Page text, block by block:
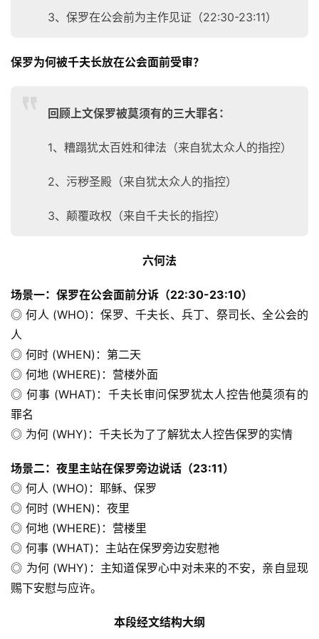
3、保罗在公会前为主作见证（22:30-23:11）
保罗为何被千夫长放在公会面前受审？
回顾上文保罗被莫须有的三大罪名：
1、糟蹋犹太百姓和律法（来自犹太众人的指控）
2、污秽圣殿（来自犹太众人的指控）
3、颠覆政权（来自千夫长的指控）
六何法
场景一：保罗在公会面前分诉（22:30-23:10）
◎ 何人 (WHO)：保罗、千夫长、兵丁、祭司长、全公会的
人
◎ 何时 (WHEN)：第二天
◎ 何地 (WHERE)：营楼外面
◎ 何事 (WHAT)：千夫长审问保罗犹太人控告他莫须有的
罪名
◎ 为何 (WHY)：千夫长为了了解犹太人控告保罗的实情
场景二：夜里主站在保罗旁边说话（23:11）
◎ 何人 (WHO)：耶稣、保罗
◎ 何时 (WHEN)：夜里
◎ 何地 (WHERE)：营楼里
◎ 何事 (WHAT)：主站在保罗旁边安慰祂
◎ 为何 (WHY)：主知道保罗心中对未来的不安，亲自显现
赐下安慰与应许。
本段经文结构大纲